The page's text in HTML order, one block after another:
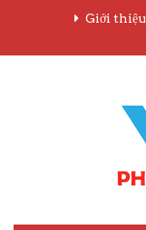
Giới thiệu